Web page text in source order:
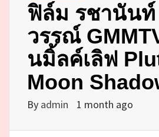
ฟิล์ม รชานัน
วรรณ์
นมิ้ลค์เลิฟ
Moon
By admin 1 month ago